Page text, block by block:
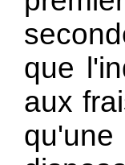
que
aux